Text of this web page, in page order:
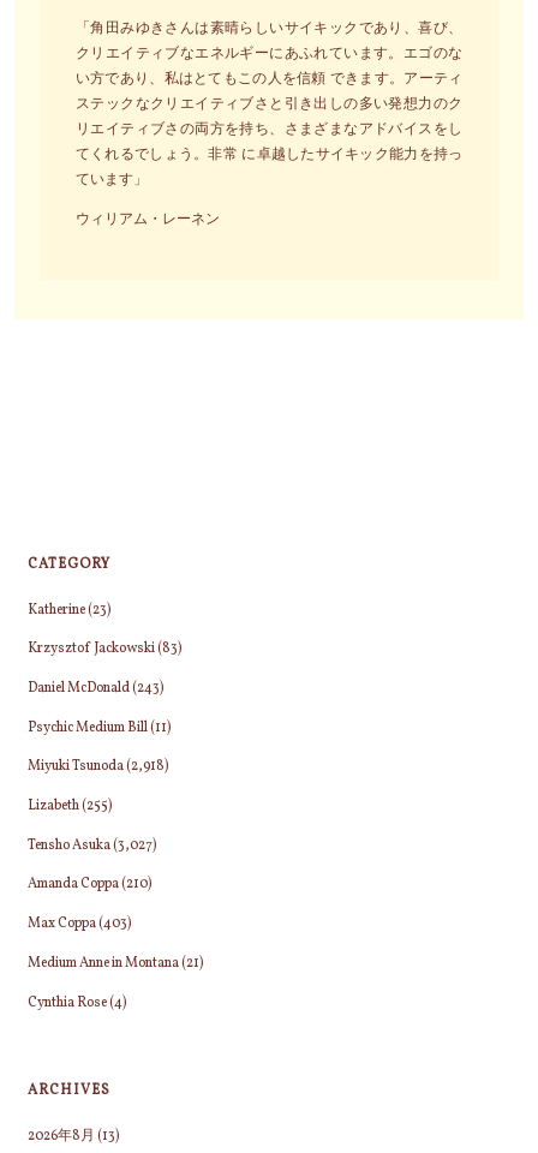
「角田みゆきさんは素晴らしいサイキックであり、喜び、
クリエイティブなエネルギーにあふれています。エゴのな
い方であり、私はとてもこの人を信頼 できます。アーティ
ステックなクリエイティブさと引き出しの多い発想力のク
リエイティブさの両方を持ち、さまざまなアドバイスをし
てくれるでしょう。非常 に卓越したサイキック能力を持っ
ています」
ウィリアム・レーネン
CATEGORY
Katherine(23)
Krzysztof Jackowski(83)
Daniel McDonald(243)
Psychic Medium Bill(11)
Miyuki Tsunoda(2,918)
Lizabeth(255)
Tensho Asuka(3,027)
Amanda Coppa(210)
Max Coppa(403)
Medium Anne in Montana(21)
Cynthia Rose(4)
ARCHIVES
2026年8月 (13)